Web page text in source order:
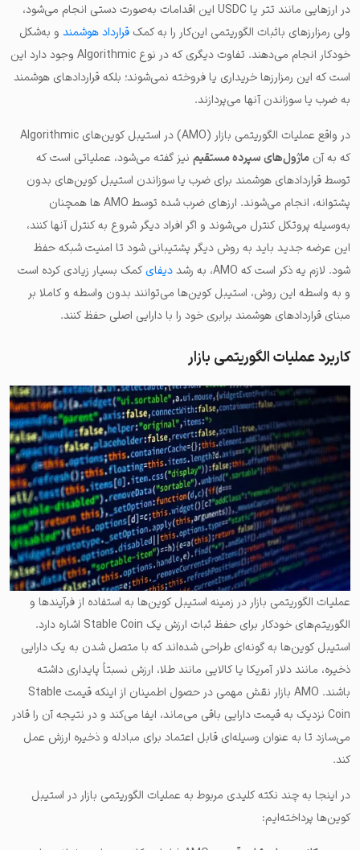
در ارزهایی مانند تتر یا USDC این اقدامات به‌صورت دستی انجام می‌شود،
ولی رمزارزهای باثبات الگوریتمی این‌کار را به کمک قرارداد هوشمند و به‌شکل
خودکار انجام می‌دهند. تفاوت دیگری که در نوع Algorithmic وجود دارد این
است که این رمزارزها خریداری یا فروخته نمی‌شوند؛ بلکه قراردادهای هوشمند
به ضرب یا سوزاندن آنها می‌پردازند.
در واقع عملیات الگوریتمی بازار (AMO) در استیبل کوین‌های Algorithmic
که به آن ماژول‌های سپرده مستقیم نیز گفته می‌شود، عملیاتی است که
توسط قراردادهای هوشمند برای ضرب یا سوزاندن استیبل کوین‌های بدون
پشتوانه، انجام می‌شوند. ارزهای ضرب شده توسط AMO ها همچنان
به‌وسیله پروتکل کنترل می‌شوند و اگر افراد دیگر شروع به کنترل آنها کنند،
این عرضه جدید باید به روش دیگر پشتیبانی شود تا امنیت شبکه حفظ
شود. لازم یه ذکر است که AMO، به رشد
دیفایکمک بسیار زیادی کرده است
و به واسطه این روش، استیبل کوین‌ها می‌توانند بدون واسطه و کاملا بر
مبنای قراردادهای هوشمند برابری خود را با دارایی اصلی حفظ کنند.
کاربرد عملیات الگوریتمی بازار
عملیات الگوریتمی بازار در زمینه استیبل کوین‌ها به استفاده از فرآیندها و
الگوریتم‌های خودکار برای حفظ ثبات ارزش یک Stable Coin اشاره دارد.
استیبل کوین‌ها به گونه‌ای طراحی شده‌اند که با متصل شدن به یک دارایی
ذخیره، مانند دلار آمریکا یا کالایی مانند طلا، ارزش نسبتاً پایداری داشته
باشند.
AMO بازار نقش مهمی در حصول اطمینان از اینکه قیمت Stable
Coin نزدیک به قیمت دارایی باقی می‌ماند، ایفا می‌کند
و در نتیجه آن را قادر
می‌سازد تا به عنوان وسیله‌ای قابل اعتماد برای مبادله و ذخیره ارزش عمل
کند.
در اینجا به چند نکته کلیدی مربوط به عملیات الگوریتمی بازار در استیبل
کوین‌ها پرداخته‌ایم: